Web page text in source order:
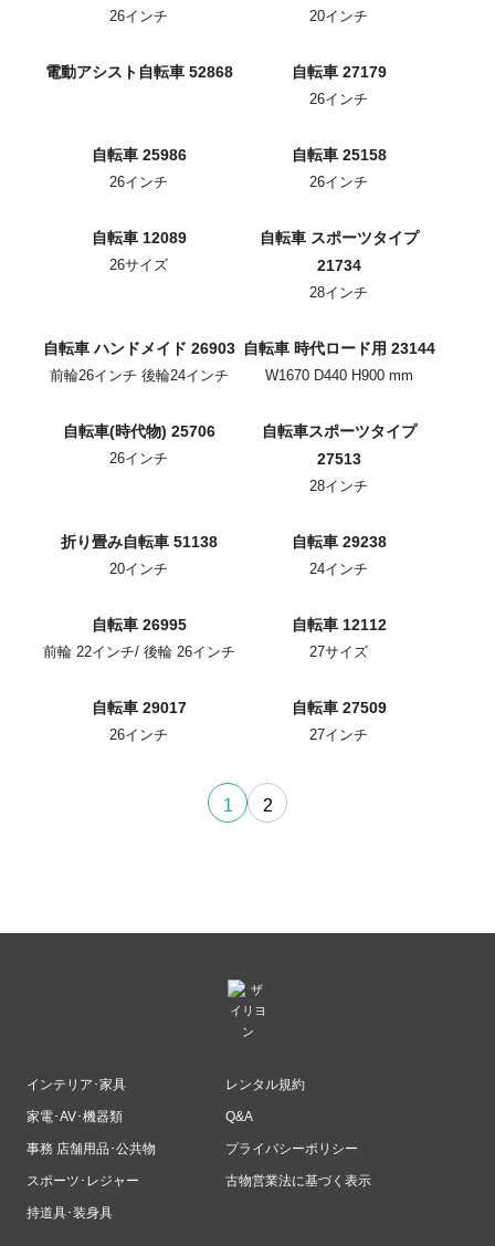
26インチ 20インチ
電動アシスト自転車 52868 自転車 27179
26インチ
自転車 25986
26インチ
自転車 25158
26インチ
自転車 12089
26サイズ
自転車 スポーツタイプ
21734
28インチ
自転車 ハンドメイド 26903
前輪26インチ 後輪24インチ
自転車 時代ロード用 23144
W1670 D440 H900 mm
自転車(時代物) 25706
26インチ
自転車スポーツタイプ
27513
28インチ
折り畳み自転車 51138
20インチ
自転車 29238
24インチ
自転車 26995
前輪 22インチ/ 後輪 26インチ
自転車 12112
27サイズ
自転車 29017
26インチ
自転車 27509
27インチ
1 2
インテリア･家具
家電･AV･機器類
事務 店舗用品･公共物
スポーツ･レジャー
持道具･装身具
レンタル規約
Q&A
プライバシーポリシー
古物営業法に基づく表示